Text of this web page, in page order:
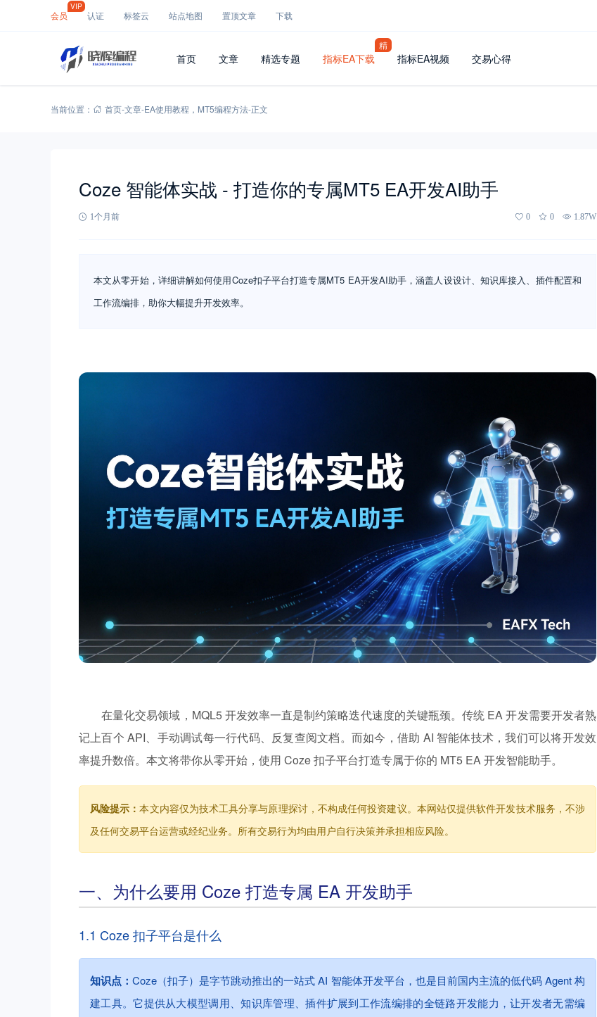
会员
VIP
认证 标签云 站点地图 置顶文章 下载
首页 文章 精选专题 指标EA下载
精
指标EA视频 交易心得
当前位置： 首页-文章-EA使用教程 ， MT5编程方法-正文
Coze 智能体实战 - 打造你的专属MT5 EA开发AI助手
1个月前 0 0 1.87W
本文从零开始，详细讲解如何使用Coze扣子平台打造专属MT5 EA开发AI助手，涵盖人设设计、知识库接入、插件配置和
工作流编排，助你大幅提升开发效率。
在量化交易领域，MQL5 开发效率一直是制约策略迭代速度的关键瓶颈。传统 EA 开发需要开发者熟
记上百个 API、手动调试每一行代码、反复查阅文档。而如今，借助 AI 智能体技术，我们可以将开发效
率提升数倍。本文将带你从零开始，使用 Coze 扣子平台打造专属于你的 MT5 EA 开发智能助手。
风险提示：本文内容仅为技术工具分享与原理探讨，不构成任何投资建议。本网站仅提供软件开发技术服务，不涉
及任何交易平台运营或经纪业务。所有交易行为均由用户自行决策并承担相应风险。
一、为什么要用 Coze 打造专属 EA 开发助手
1.1 Coze 扣子平台是什么
知识点：Coze（扣子）是字节跳动推出的一站式 AI 智能体开发平台，也是目前国内主流的低代码 Agent 构
建工具。它提供从大模型调用、知识库管理、插件扩展到工作流编排的全链路开发能力，让开发者无需编